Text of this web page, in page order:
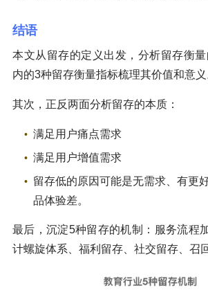
结语
本文从留存的定义出发，分析留存衡
内的3种留存衡量指标梳理其价值和意义
其次，正反两面分析留存的本质：
满足用户痛点需求
满足用户增值需求
留存低的原因可能是无需求、有更
品体验差。
最后，沉淀5种留存的机制：服务流程
计螺旋体系、福利留存、社交留存、召